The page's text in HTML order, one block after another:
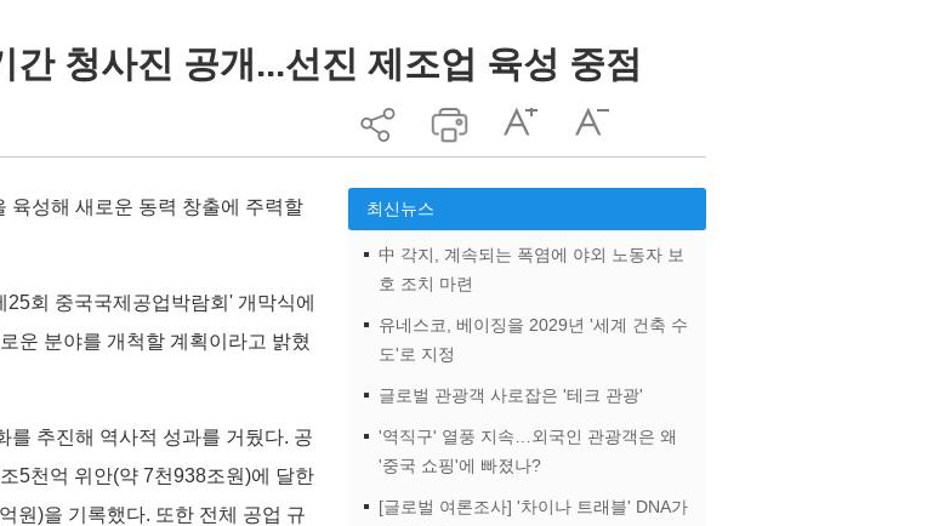
청사진 공개...선진 제조업 육성 중점
육성해 새로운 동력 창출에 주력할
회 중국국제공업박람회' 개막식에
운 분야를 개척할 계획이라고 밝혔
추진해 역사적 성과를 거뒀다. 공
5천억 위안(약 7천938조원)에 달한
원)을 기록했다. 또한 전체 공업 규